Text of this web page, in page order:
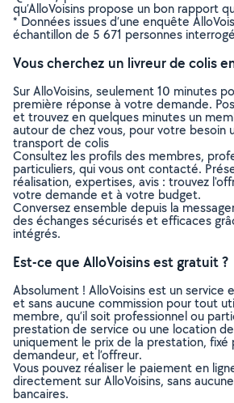
qu’AlloVoisins propose un bon rapport
* Données issues d’une enquête
échantillon de 5 671 personnes
Vous cherchez un livreur de colis
Sur AlloVoisins, seulement 10 minutes
première réponse à votre demande.
et trouvez en quelques minutes un
autour de chez vous, pour votre besoin
transport de colis
Consultez les profils des membres,
particuliers, qui vous ont contacté.
réalisation, expertises, avis : trouvez
votre demande et à votre budget.
Conversez ensemble depuis la
des échanges sécurisés et efficaces
intégrés.
Est-ce que AlloVoisins est gratuit ?
Absolument ! AlloVoisins est un service
et sans aucune commission pour tout
membre, qu’il soit professionnel ou
prestation de service ou une location
uniquement le prix de la prestation, fixé
demandeur, et l’offreur.
Vous pouvez réaliser le paiement en
directement sur AlloVoisins, sans
bancaires.